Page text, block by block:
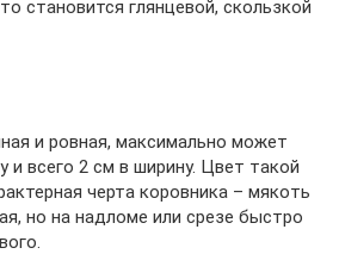
становится глянцевой, скользкой
и ровная, максимально может
и всего 2 см в ширину. Цвет такой
черта коровника – мякоть
но на надломе или срезе быстро